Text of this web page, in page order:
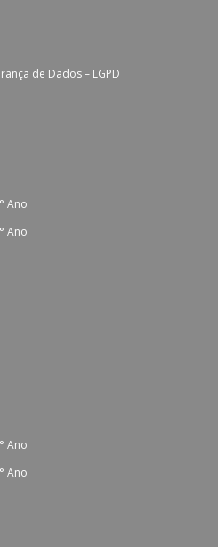
de Dados – LGPD
Ano
Ano
Ano
Ano